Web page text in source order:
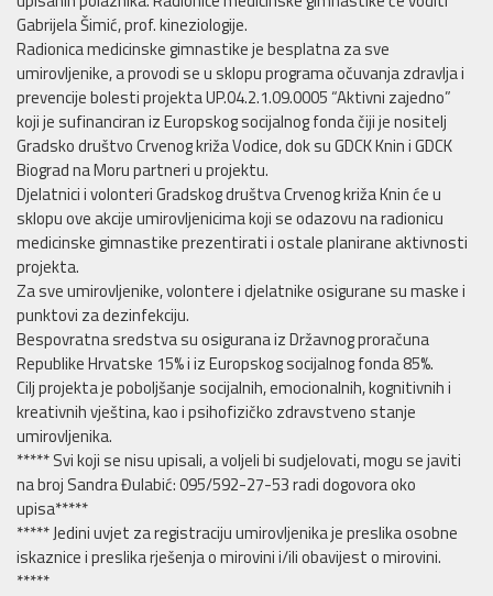
Gabrijela Šimić, prof. kineziologije.
Radionica medicinske gimnastike je besplatna za sve
umirovljenike, a provodi se u sklopu programa očuvanja zdravlja i
prevencije bolesti projekta UP.04.2.1.09.0005 “Aktivni zajedno”
koji je sufinanciran iz Europskog socijalnog fonda čiji je nositelj
Gradsko društvo Crvenog križa Vodice, dok su GDCK Knin i GDCK
Biograd na Moru partneri u projektu.
Djelatnici i volonteri Gradskog društva Crvenog križa Knin će u
sklopu ove akcije umirovljenicima koji se odazovu na radionicu
medicinske gimnastike prezentirati i ostale planirane aktivnosti
projekta.
Za sve umirovljenike, volontere i djelatnike osigurane su maske i
punktovi za dezinfekciju.
Bespovratna sredstva su osigurana iz Državnog proračuna
Republike Hrvatske 15% i iz Europskog socijalnog fonda 85%.
Cilj projekta je poboljšanje socijalnih, emocionalnih, kognitivnih i
kreativnih vještina, kao i psihofizičko zdravstveno stanje
umirovljenika.
***** Svi koji se nisu upisali, a voljeli bi sudjelovati, mogu se javiti
na broj Sandra Đulabić: 095/592-27-53 radi dogovora oko
upisa*****
***** Jedini uvjet za registraciju umirovljenika je preslika osobne
iskaznice i preslika rješenja o mirovini i/ili obavijest o mirovini.
*****